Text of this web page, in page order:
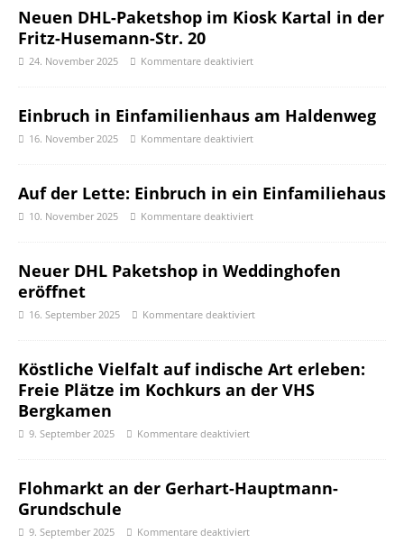
Neuen DHL-Paketshop im Kiosk Kartal in der
Fritz-Husemann-Str. 20
24. November 2025 Kommentare deaktiviert
Einbruch in Einfamilienhaus am Haldenweg
16. November 2025 Kommentare deaktiviert
Auf der Lette: Einbruch in ein Einfamiliehaus
10. November 2025 Kommentare deaktiviert
Neuer DHL Paketshop in Weddinghofen
eröffnet
16. September 2025 Kommentare deaktiviert
Köstliche Vielfalt auf indische Art erleben:
Freie Plätze im Kochkurs an der VHS
Bergkamen
9. September 2025 Kommentare deaktiviert
Flohmarkt an der Gerhart-Hauptmann-
Grundschule
9. September 2025 Kommentare deaktiviert